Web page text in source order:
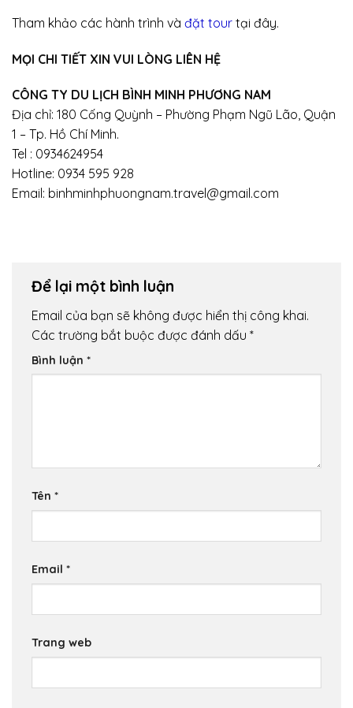
Tham khảo các hành trình và đặt tour tại đây.
MỌI CHI TIẾT XIN VUI LÒNG LIÊN HỆ
CÔNG TY DU LỊCH BÌNH MINH PHƯƠNG NAM
Địa chỉ: 180 Cống Quỳnh – Phường Phạm Ngũ Lão, Quận
1 – Tp. Hồ Chí Minh.
Tel : 0934624954
Hotline: 0934 595 928
Email: binhminhphuongnam.travel@gmail.com
Để lại một bình luận
Email của bạn sẽ không được hiển thị công khai.
Các trường bắt buộc được đánh dấu *
Bình luận *
Tên *
Email *
Trang web